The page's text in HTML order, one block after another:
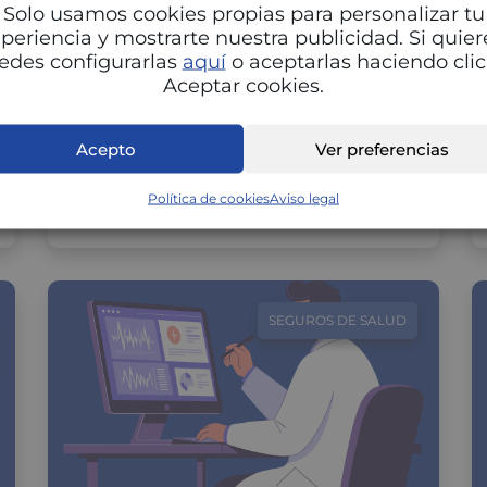
Solo usamos cookies propias para personalizar tu
y mostrarte nuestra publicidad. Si
configurarlas aquío aceptarlas haciendo
Aceptar cookies.
Acepto Ver preferencias
Política de cookiesAviso legal
COMER SEGÚN TU CICLO
MENSTRUAL PARA EQUILIBRAR
TUS HORMONAS
Adaptar la alimentación a cada fase del ciclo
en tu energía, estado de ánimo…
SEGUROS DE SALUD